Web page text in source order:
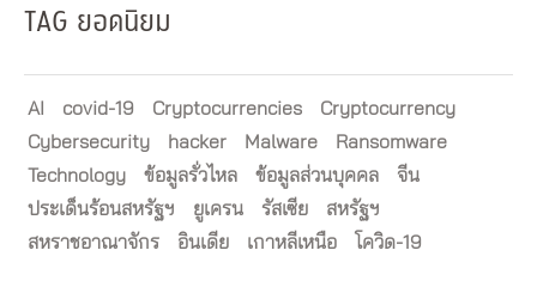
TAG ยอดนิยม
AI covid-19 Cryptocurrencies
Cryptocurrency
Cybersecurity
hacker Malware
Ransomware
Technology
ข้อมูลรั่วไหล ข้อมูลส่วนบุคคล
จีน
ประเด็นร้อนสหรัฐฯ
ยูเครน รัสเซีย
สหรัฐฯ
สหราชอาณาจักร
อินเดีย เกาหลีเหนือ โควิด-19